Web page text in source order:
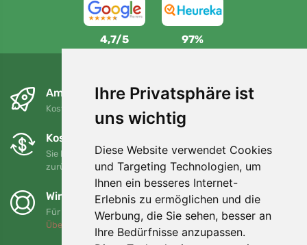
Ihre Privatsphäre ist
uns wichtig
Diese Website verwendet Cookies
und Targeting Technologien, um
Ihnen ein besseres Internet-
Erlebnis zu ermöglichen und die
Werbung, die Sie sehen, besser an
Ihre Bedürfnisse anzupassen.
4,7/5 97%
Am nächsten Tag und kostenlos
Kostenloser Versand für Bestellungen über 80 EUR
Kostenloser Umtausch und Rückgabe
Sie können Ihre Bestellung jederzeit innerhalb von 90 Tagen
zurückgeben oder umtauschen.
Wir unterstützen Trees.org
Für jede Bestellung pflanzen wir einen Baum! Mehr lesen
Über uns